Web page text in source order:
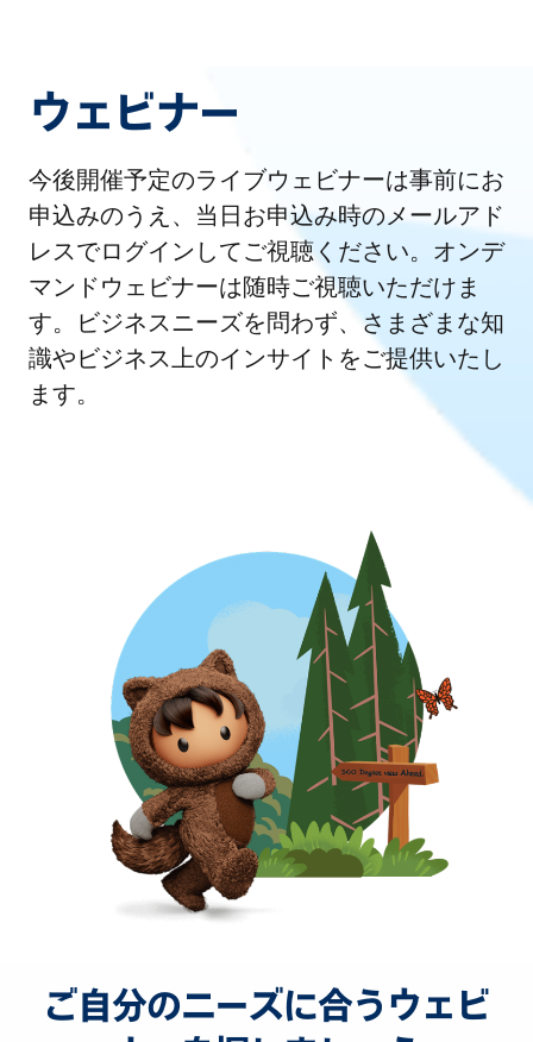
ウェビナー
今後開催予定のライブウェビナーは事前にお
申込みのうえ、当日お申込み時のメールアド
レスでログインしてご視聴ください。オンデ
マンドウェビナーは随時ご視聴いただけま
す。ビジネスニーズを問わず、さまざまな知
識やビジネス上のインサイトをご提供いたし
ます。
ご自分のニーズに合うウェビ